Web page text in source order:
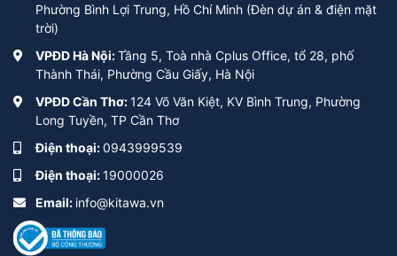
Phường Bình Lợi Trung, Hồ Chí Minh (Đèn dự án & điện mặt
trời)
VPĐD Hà Nội:Tầng 5, Toà nhà Cplus Office, tổ 28, phố
Thành Thái, Phường Cầu Giấy, Hà Nội
VPĐD Cần Thơ:124 Võ Văn Kiệt, KV Bình Trung, Phường
Long Tuyền, TP Cần Thơ
Điện thoại:0943999539
Điện thoại:19000026
Email: info@kitawa.vn